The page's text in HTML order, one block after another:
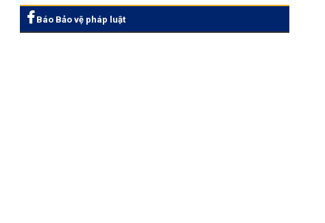
Báo Bảo vệ pháp luật